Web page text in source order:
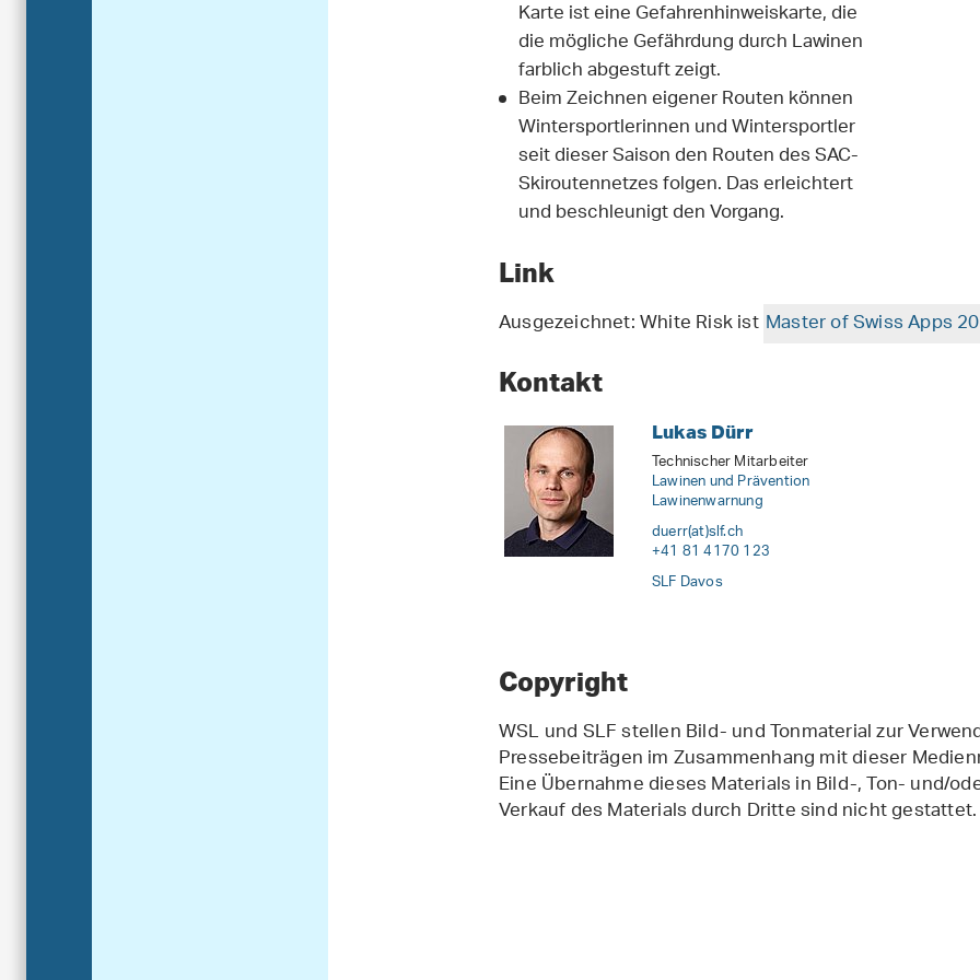
Karte ist eine Gefahrenhinweiskarte, die
die mögliche Gefährdung durch Lawinen
farblich abgestuft zeigt.
Beim Zeichnen eigener Routen können
Wintersportlerinnen und Wintersportler
seit dieser Saison den Routen des SAC-
Skiroutennetzes folgen. Das erleichtert
und beschleunigt den Vorgang.
Link
Ausgezeichnet: White Risk istMaster of Swiss Apps
Kontakt
Lukas Dürr
Technischer Mitarbeiter
Lawinen und Prävention
Lawinenwarnung
duerr(at)slf.ch
+41 81 4170 123
SLF Davos
Copyright
WSL und SLF stellen Bild- und Tonmaterial zur
Pressebeiträgen im Zusammenhang mit dieser
Eine Übernahme dieses Materials in Bild-, Ton- und/
Verkauf des Materials durch Dritte sind nicht gestattet.